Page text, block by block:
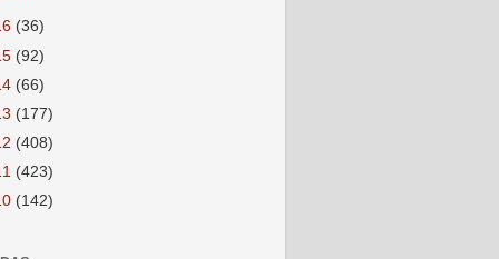
(36)
(92)
(66)
(177)
(408)
(423)
(142)